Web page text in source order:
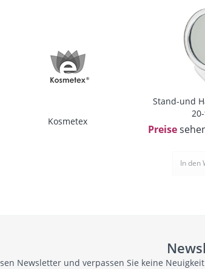
Kosmetex
Stand-und
Preise
In den
Newsletter und verpassen Sie keine